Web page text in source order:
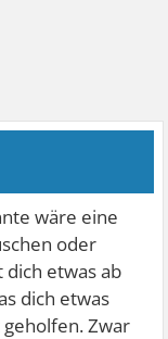
wäre eine
oder
dich etwas ab
dich etwas
Zwar